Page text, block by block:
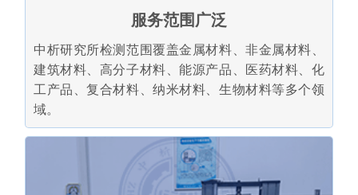
服务范围广泛
中析研究所检测范围覆盖金属材料、非金属材料、
建筑材料、高分子材料、能源产品、医药材料、化
工产品、复合材料、纳米材料、生物材料等多个领
域。